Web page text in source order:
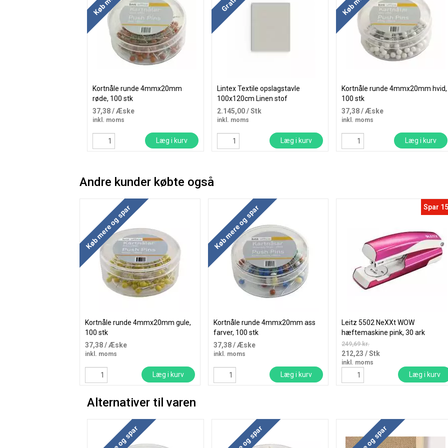
Kortnåle runde 4mmx20mm
røde, 100 stk
37,38/ Æske
inkl. moms
Læg i kurv
Lintex Textile opslagstavle
100x120cm Linen stof
naturfarvet
2.145,00/ Stk
inkl. moms
Læg i kurv
Kortnåle runde 4mmx20mm hvid,
100 stk
37,38/ Æske
inkl. moms
Læg i kurv
Andre kunder købte også
Køb mere og spar
Kortnåle runde 4mmx20mm gule,
100 stk
37,38/ Æske
inkl. moms
Læg i kurv
Køb mere og spar
Kortnåle runde 4mmx20mm ass
farver, 100 stk
37,38/ Æske
inkl. moms
Læg i kurv
Spar
Leitz 5502 NeXXt WOW
hæftemaskine pink, 30 ark
249,69 kr.
212,23 / Stk
inkl. moms
Læg i kurv
Alternativer til varen